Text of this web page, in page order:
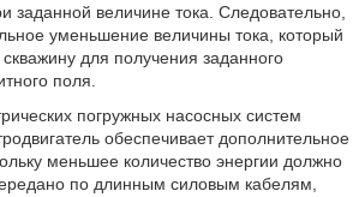
заданной величине тока. Следовательно,
уменьшение величины тока, который
для получения заданного
поля.
погружных насосных систем
обеспечивает дополнительное
меньшее количество энергии должно
по длинным силовым кабелям,